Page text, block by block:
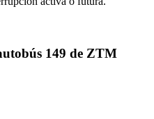
149 de ZTM